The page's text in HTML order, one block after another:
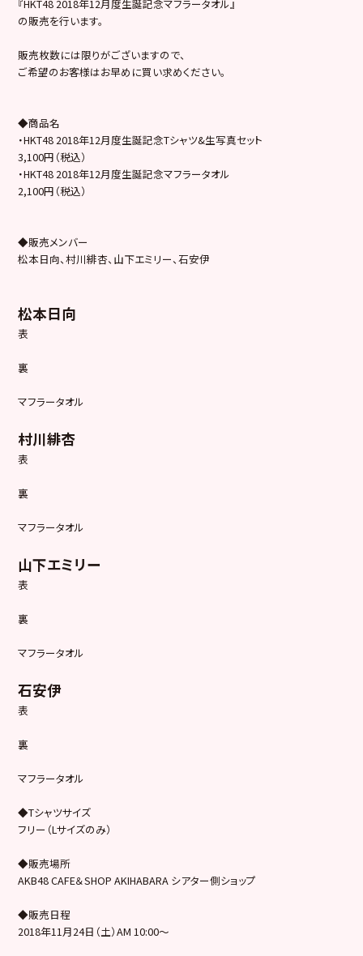
『HKT48 2018年12月度生誕記念マフラータオル』
の販売を行います。
販売枚数には限りがございますので、
ご希望のお客様はお早めに買い求めください。
◆商品名
・HKT48 2018年12月度生誕記念Tシャツ&生写真セット
3,100円（税込）
・HKT48 2018年12月度生誕記念マフラータオル
2,100円（税込）
◆販売メンバー
松本日向、村川緋杏、山下エミリー、石安伊
松本日向
表
裏
マフラータオル
村川緋杏
表
裏
マフラータオル
山下エミリー
表
裏
マフラータオル
石安伊
表
裏
マフラータオル
◆Tシャツサイズ
フリー（Lサイズのみ）
◆販売場所
AKB48 CAFE＆SHOP AKIHABARA シアター側ショップ
◆販売日程
2018年11月24日（土）AM 10:00～